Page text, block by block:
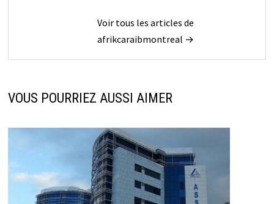
Voir tous les articles de
afrikcaraibmontreal →
VOUS POURRIEZ AUSSI AIMER